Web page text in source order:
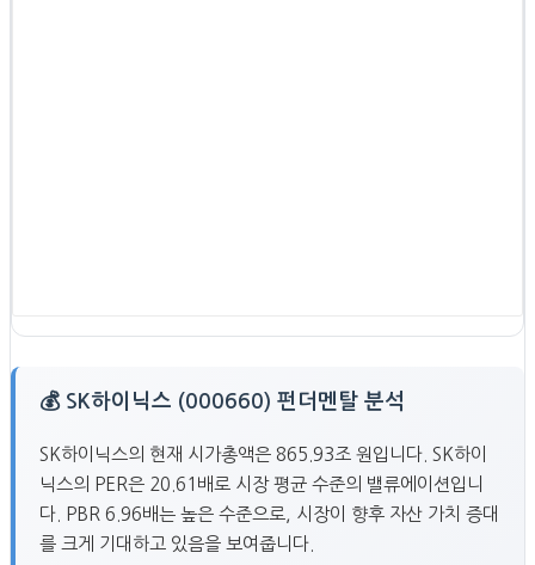
💰 SK하이닉스 (000660) 펀더멘탈 분석
SK하이닉스의 현재 시가총액은 865.93조 원입니다. SK하이
닉스의 PER은 20.61배로 시장 평균 수준의 밸류에이션입니
다. PBR 6.96배는 높은 수준으로, 시장이 향후 자산 가치 증대
를 크게 기대하고 있음을 보여줍니다.